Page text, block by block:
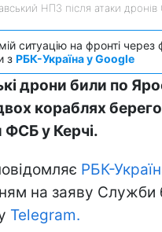
НПЗ після атаки
ситуацію на фронті через
з РБК-Україна у Google
дрони били по
кораблях
у Керчі.
РБК-
на заяву Служби
Telegram.